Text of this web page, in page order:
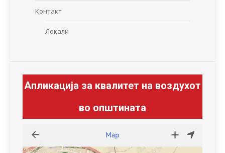
Контакт
Локали
Апликација за квалитет на воздухот
во општината